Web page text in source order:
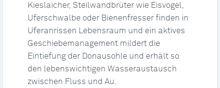
Kieslaicher, Steilwandbrüter wie Eisvogel,
Uferschwalbe oder Bienenfresser finden in
Uferanrissen Lebensraum und ein aktives
Geschiebemanagement mildert die
Eintiefung der Donausohle und erhält so
den lebenswichtigen Wasseraustausch
zwischen Fluss und Au.